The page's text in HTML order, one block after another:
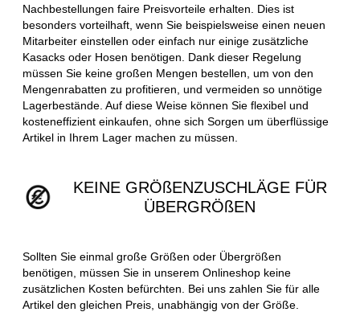
Nachbestellungen faire Preisvorteile erhalten. Dies ist
besonders vorteilhaft, wenn Sie beispielsweise einen neuen
Mitarbeiter einstellen oder einfach nur einige zusätzliche
Kasacks oder Hosen benötigen. Dank dieser Regelung
müssen Sie keine großen Mengen bestellen, um von den
Mengenrabatten zu profitieren, und vermeiden so unnötige
Lagerbestände. Auf diese Weise können Sie flexibel und
kosteneffizient einkaufen, ohne sich Sorgen um überflüssige
Artikel in Ihrem Lager machen zu müssen.
KEINE GRÖßENZUSCHLÄGE FÜR
ÜBERGRÖßEN
Sollten Sie einmal große Größen oder Übergrößen
benötigen, müssen Sie in unserem Onlineshop keine
zusätzlichen Kosten befürchten. Bei uns zahlen Sie für alle
Artikel den gleichen Preis, unabhängig von der Größe.